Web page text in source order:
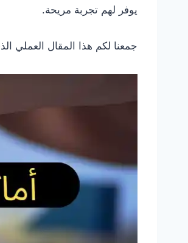
يوفر لهم تجربة مريحة.
جمعنا لكم هذا المقال العملي